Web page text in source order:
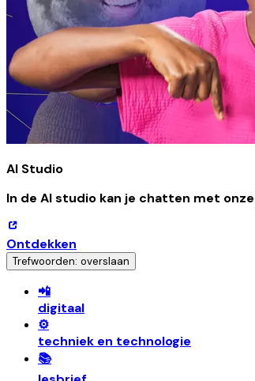
AI Studio
In de AI studio kan je chatten met
Ontdekken
Trefwoorden: overslaan
📲
digitaal
⚙️
techniek en technologie
📚